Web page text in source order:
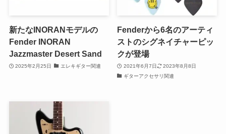
新たなINORANモデルの
Fender INORAN
Jazzmaster Desert Sand
2025年2月25日 エレキギター関連
Fenderから6名のアーティ
ストのシグネイチャーピッ
クが登場
2021年6月7日
2023年8月8日
ギターアクセサリ関連